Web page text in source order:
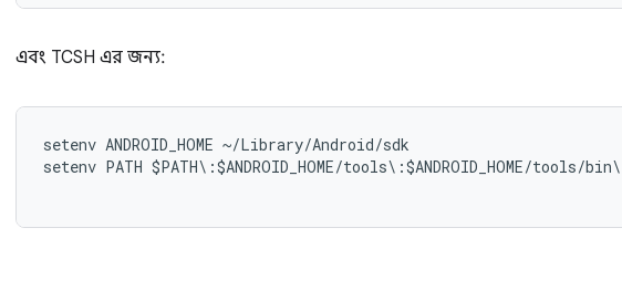
এবং TCSH এর জন্য:
setenv ANDROID_HOME ~/Library/Android/sdk
setenv PATH $PATH\:$ANDROID_HOME/tools\:$ANDROID_HOME/tools/